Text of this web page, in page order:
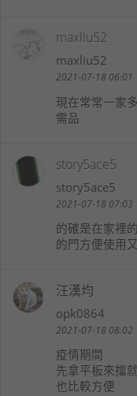
maxliu52
maxliu52
2021-07-18 06:01
現在常常一家
需品
story5ace5
story5ace5
2021-07-18 07:03
的確是在家裡
的門方便使用
汪漢均
opk0864
2021-07-18 08:02
疫情期間
先拿平板來擋
也比較方便